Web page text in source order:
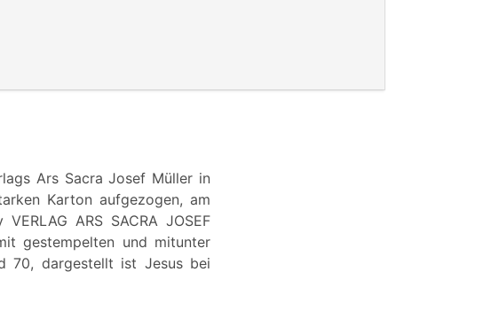
Ars Sacra Josef Müller in
Karton aufgezogen, am
ARS SACRA JOSEF
gestempelten und mitunter
70, dargestellt ist Jesus bei